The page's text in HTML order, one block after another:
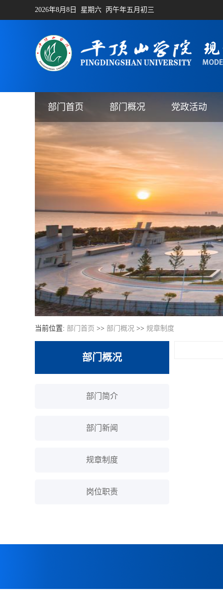
2026年8月8日 星期六 丙午年五月初三
部门首页 部门概况 党政活动
当前位置: 部门首页 >> 部门概况 >> 规章制度
部门概况
部门简介
部门新闻
规章制度
岗位职责